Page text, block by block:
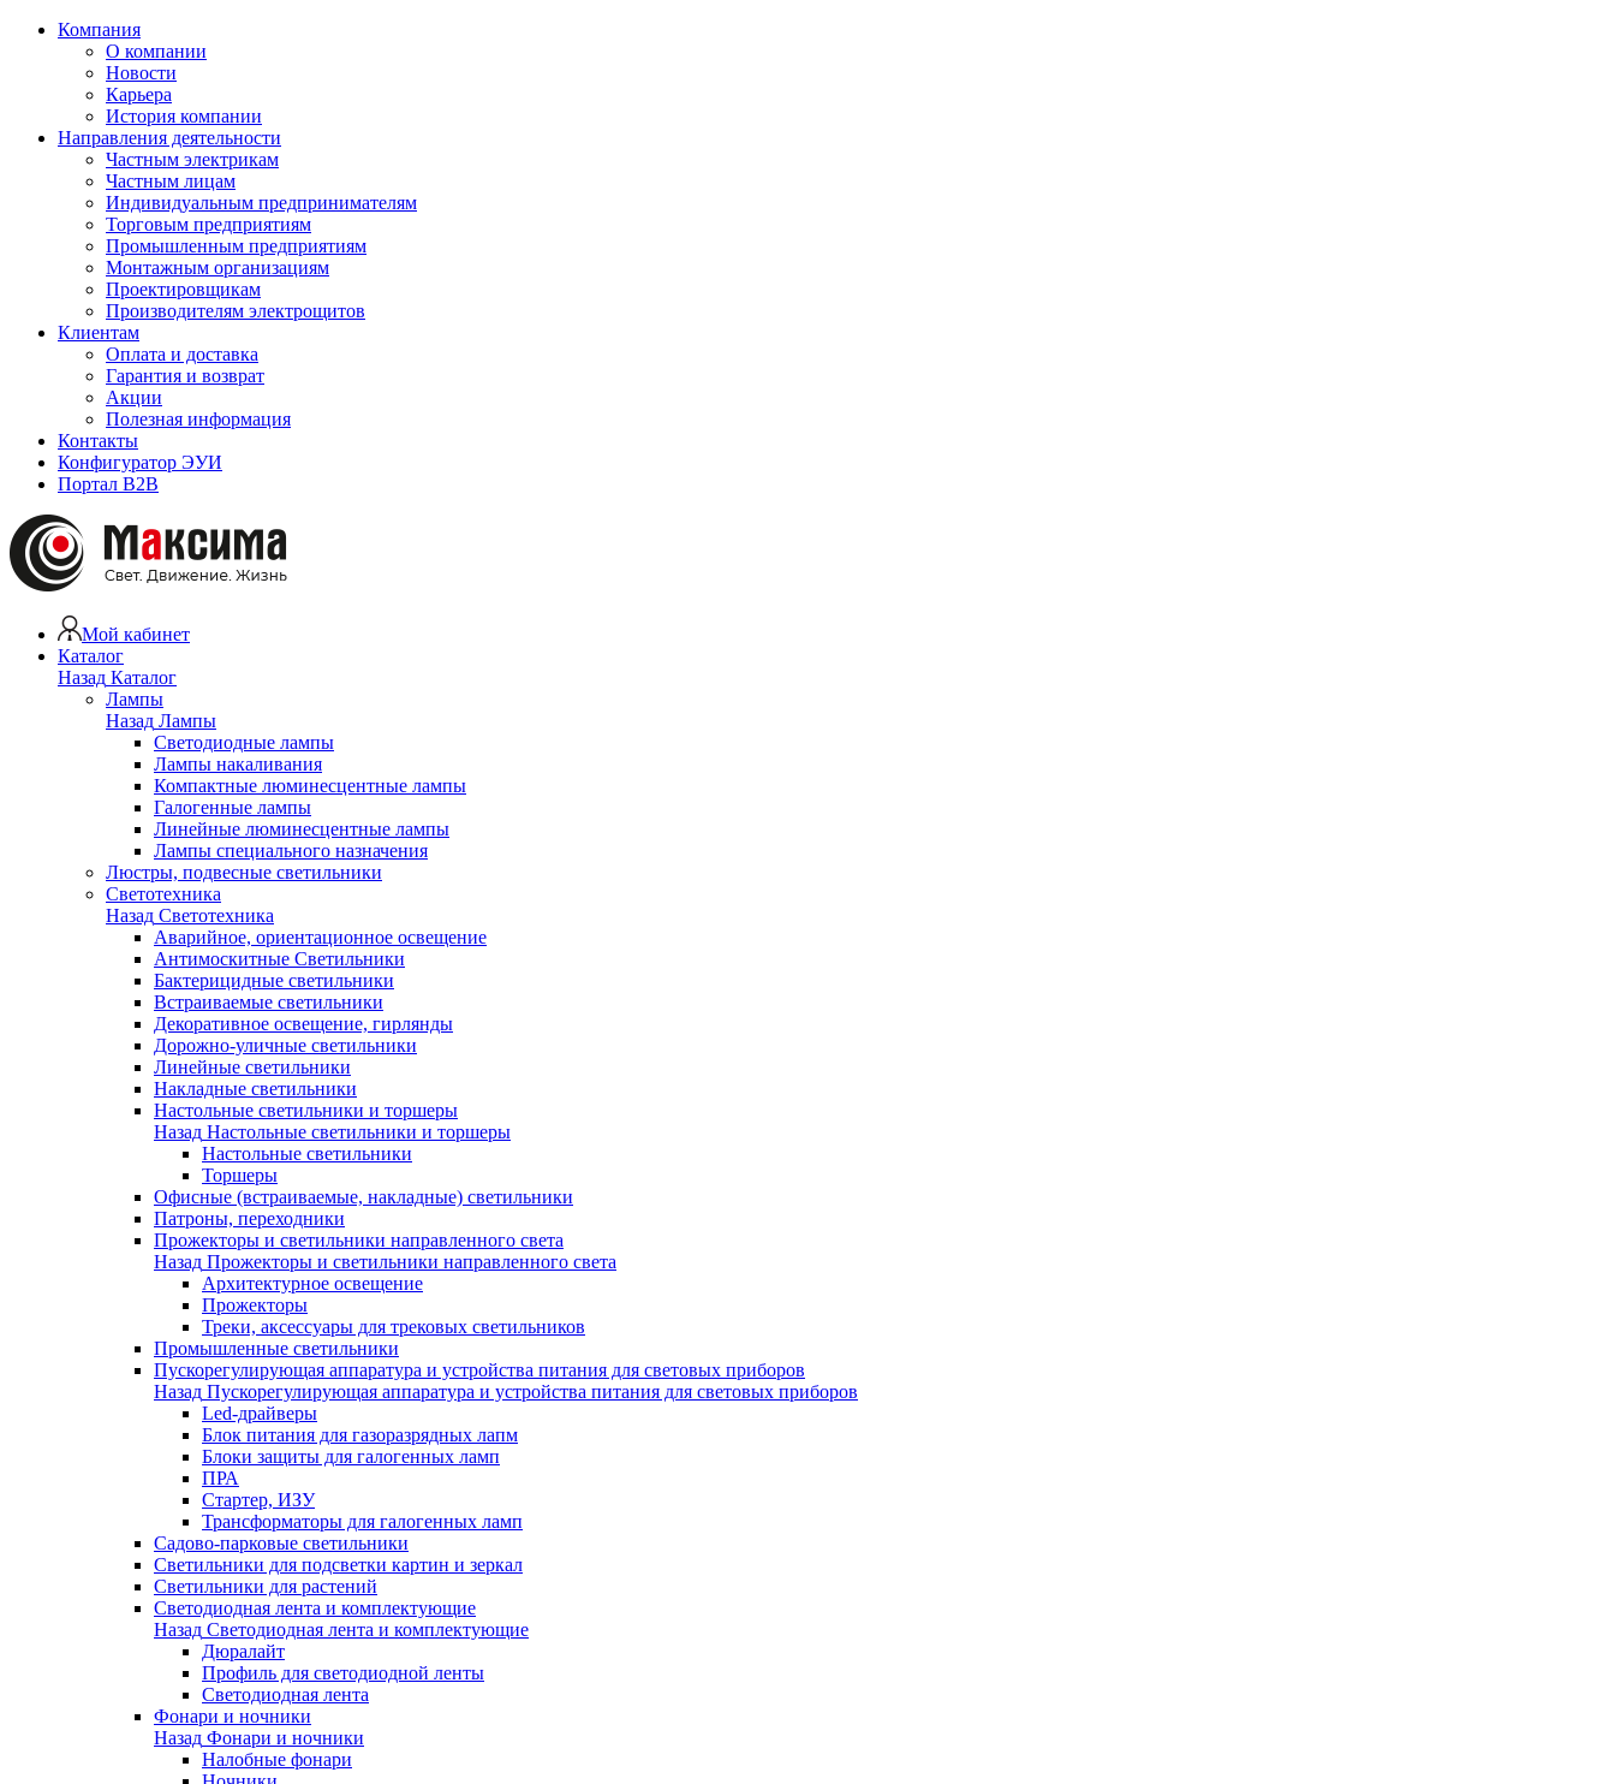
Компания
О компании
Новости
Карьера
История компании
Направления деятельности
Частным электрикам
Частным лицам
Индивидуальным предпринимателям
Торговым предприятиям
Промышленным предприятиям
Монтажным организациям
Проектировщикам
Производителям электрощитов
Клиентам
Оплата и доставка
Гарантия и возврат
Акции
Полезная информация
Контакты
Конфигуратор ЭУИ
Портал B2B
Мой кабинет
Каталог
Назад Каталог
Лампы
Назад Лампы
Светодиодные лампы
Лампы накаливания
Компактные люминесцентные лампы
Галогенные лампы
Линейные люминесцентные лампы
Лампы специального назначения
Люстры, подвесные светильники
Светотехника
Назад Светотехника
Аварийное, ориентационное освещение
Антимоскитные Светильники
Бактерицидные светильники
Встраиваемые светильники
Декоративное освещение, гирлянды
Дорожно-уличные светильники
Линейные светильники
Накладные светильники
Настольные светильники и торшеры
Назад Настольные светильники и торшеры
Настольные светильники
Торшеры
Офисные (встраиваемые, накладные) светильники
Патроны, переходники
Прожекторы и светильники направленного света
Назад Прожекторы и светильники направленного света
Архитектурное освещение
Прожекторы
Треки, аксессуары для трековых светильников
Промышленные светильники
Пускорегулирующая аппаратура и устройства питания для световых приборов
Назад Пускорегулирующая аппаратура и устройства питания для световых приборов
Led-драйверы
Блок питания для газоразрядных лапм
Блоки защиты для галогенных ламп
ПРА
Стартер, ИЗУ
Трансформаторы для галогенных ламп
Садово-парковые светильники
Светильники для подсветки картин и зеркал
Светильники для растений
Светодиодная лента и комплектующие
Назад Светодиодная лента и комплектующие
Дюралайт
Профиль для светодиодной ленты
Светодиодная лента
Фонари и ночники
Назад Фонари и ночники
Налобные фонари